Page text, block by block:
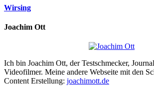
Wirsing
Joachim Ott
Ich bin Joachim Ott, der Testschmecker,
Videofilmer. Meine andere Webseite mit den
Content Erstellung: joachimott.de